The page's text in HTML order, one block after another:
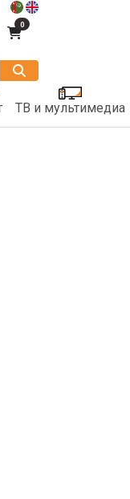
0
ТВ и мультимедиа